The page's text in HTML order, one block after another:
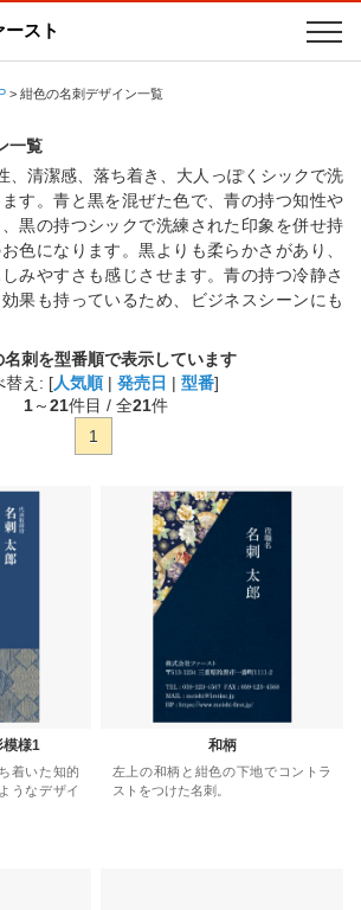
スト
> 紺色の名刺デザイン一覧
一覧
、清潔感、落ち着き、大人っぽくシックで洗
す。青と黒を混ぜた色で、青の持つ知性や
黒の持つシックで洗練された印象を併せ持
色になります。黒よりも柔らかさがあり、
しみやすさも感じさせます。青の持つ冷静さ
果も持っているため、ビジネスシーンにも
名刺を型番順で表示しています
替え: [人気順| 発売日 | 型番]
1～21件目 / 全21件
1
模様1
着いた知的
うなデザイ
和柄
左上の和柄と紺色の下地でコントラ
ストをつけた名刺。